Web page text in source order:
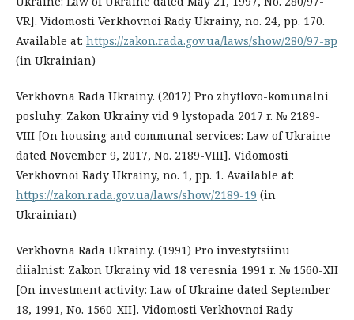
VR]. Vidomosti Verkhovnoi Rady Ukrainy, no. 24, pp. 170.
Available at: https://zakon.rada.gov.ua/laws/show/280/97-вр
(in Ukrainian)
Verkhovna Rada Ukrainy. (2017) Pro zhytlovo-komunalni
posluhy: Zakon Ukrainy vid 9 lystopada 2017 r. № 2189-
VIII [On housing and communal services: Law of Ukraine
dated November 9, 2017, No. 2189-VIII]. Vidomosti
Verkhovnoi Rady Ukrainy, no. 1, pp. 1. Available at:
https://zakon.rada.gov.ua/laws/show/2189-19 (in
Ukrainian)
Verkhovna Rada Ukrainy. (1991) Pro investytsiinu
diialnist: Zakon Ukrainy vid 18 veresnia 1991 r. № 1560-XII
[On investment activity: Law of Ukraine dated September
18, 1991, No. 1560-XII]. Vidomosti Verkhovnoi Rady